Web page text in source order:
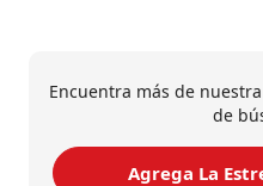
Encuentra más de
de
Agrega La